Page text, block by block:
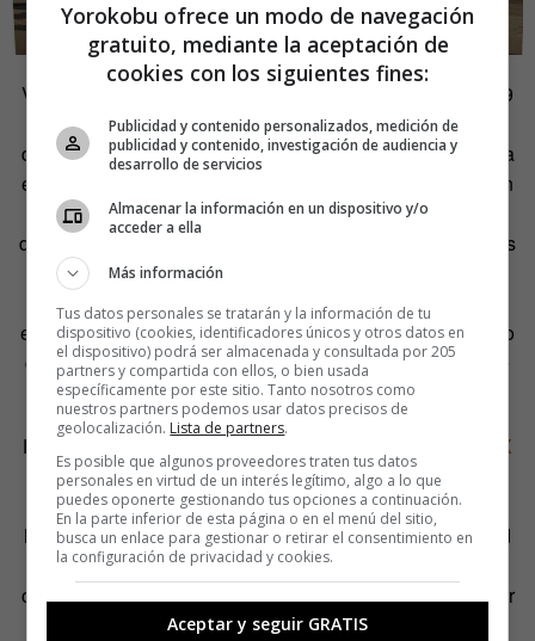
Valeria Valverde se marchó de su Costa Rica natal con 19
años. A esa edad, tenía muy claro que su futuro no iba a
discurrir exactamente por lo que su formación marcó hasta
ese momento. «Me saqué un título de Técnico Superior en
Electromecánica mientras estudiaba en el colegio y un
diploma en Diseño y fabricación digital. Después de varios
años haciendo proyectos de innovación y tecnología, de
asistir a muchísimas ferias de startups y eventos de
emprendimiento, me di cuenta que lo mío no era el camino
de la ingeniería sino el de los negocios con sentido, el de
crear iniciativas que aportasen al mundo», explica.
Desde hace dos años, sus anhelos está ocupados por
OX
Motorcycles, un proyecto de movilidad eléctrica que
comenzó en 2018 en Seattle junto a Adrián González y
Martin Fernández. «Vimos una revolución en la movilidad
eléctrica y una crisis climática latente, apostamos por ser
creadores y artífices de ese cambio en la manera de hacer
empresas y en crear productos que aporten valor»
Yorokobu ofrece un modo de navegación
gratuito, mediante la aceptación de
cookies con los siguientes fines:
Publicidad y contenido personalizados, medición de
publicidad y contenido, investigación de audiencia y
desarrollo de servicios
Almacenar la información en un dispositivo y/o
acceder a ella
Más información
Tus datos personales se tratarán y la información de tu
dispositivo (cookies, identificadores únicos y otros datos en
el dispositivo) podrá ser almacenada y consultada por 205
partners y compartida con ellos, o bien usada
específicamente por este sitio. Tanto nosotros como
nuestros partners podemos usar datos precisos de
geolocalización. Lista de partners.
Es posible que algunos proveedores traten tus datos
personales en virtud de un interés legítimo, algo a lo que
puedes oponerte gestionando tus opciones a continuación.
En la parte inferior de esta página o en el menú del sitio,
busca un enlace para gestionar o retirar el consentimiento en
la configuración de privacidad y cookies.
Aceptar y seguir GRATIS